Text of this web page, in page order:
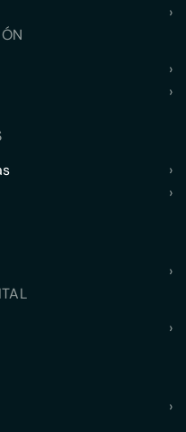
›
›
›
›
›
›
›
›